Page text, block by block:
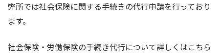
弊所では社会保険に関する手続きの代行申請を行っており
ます。
社会保険・労働保険の手続き代行について詳しくはこちら